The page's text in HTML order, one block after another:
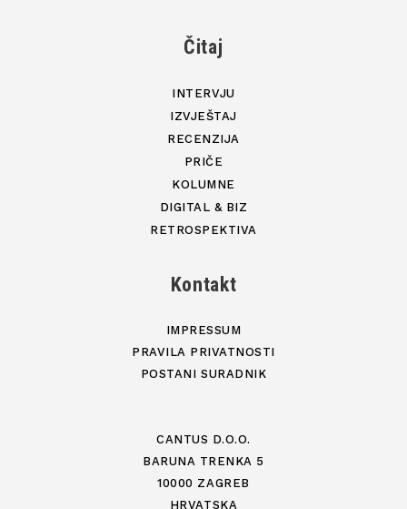
Čitaj
INTERVJU
IZVJEŠTAJ
RECENZIJA
PRIČE
KOLUMNE
DIGITAL & BIZ
RETROSPEKTIVA
Kontakt
IMPRESSUM
PRAVILA PRIVATNOSTI
POSTANI SURADNIK
CANTUS D.O.O.
BARUNA TRENKA 5
10000 ZAGREB
HRVATSKA